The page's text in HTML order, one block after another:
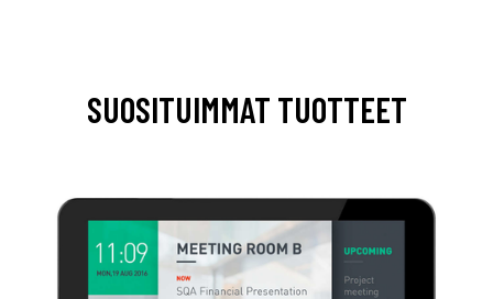
SUOSITUIMMAT TUOTTEET